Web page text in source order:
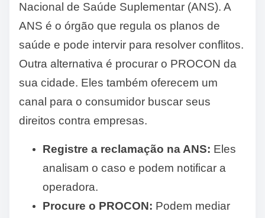
Nacional de Saúde Suplementar (ANS). A
ANS é o órgão que regula os planos de
saúde e pode intervir para resolver conflitos.
Outra alternativa é procurar o PROCON da
sua cidade. Eles também oferecem um
canal para o consumidor buscar seus
direitos contra empresas.
Registre a reclamação na ANS: Eles
analisam o caso e podem notificar a
operadora.
Procure o PROCON: Podem mediar